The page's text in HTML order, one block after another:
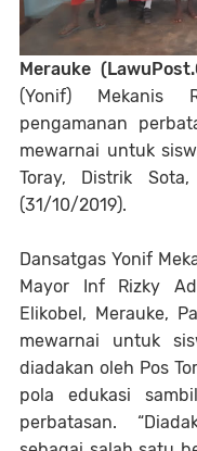
Merauke
(Yonif) Mekanis
pengamanan
mewarnai untuk
Toray, Distrik
(31/10/2019).
Dansatgas Yonif
Mayor Inf Rizky
Elikobel, Merauke,
mewarnai untuk
diadakan oleh Pos
pola edukasi
perbatasan.